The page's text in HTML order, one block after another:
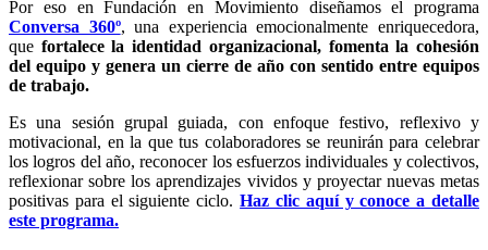
Por eso en Fundación en Movimiento diseñamos el programa
Conversa 360º, una experiencia emocionalmente enriquecedora,
que fortalece la identidad organizacional, fomenta la cohesión
del equipo y genera un cierre de año con sentido entre equipos
de trabajo.
Es una sesión grupal guiada, con enfoque festivo, reflexivo y
motivacional, en la que tus colaboradores se reunirán para celebrar
los logros del año, reconocer los esfuerzos individuales y colectivos,
reflexionar sobre los aprendizajes vividos y proyectar nuevas metas
positivas para el siguiente ciclo.Haz clic aquí y conoce a detalle
este programa.